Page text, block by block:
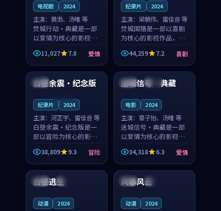
电视剧 2024
主演： 黄渤、汤唯 等
焚城行动·典藏是一部
以爱情为核心的影视作
品，围绕危机、反转与
人物成长展开，整体节
奏紧凑，值得推荐观
看。
11,027 7.8 爱情
纪录片 2024
主演： 梁朝伟、雷佳音 等
焚城围猎是一部以喜剧
为核心的影视作品，围
绕危机、反转与人物成
长展开，整体节奏紧
凑，值得推荐观看。
44,259 7.2 喜剧
英国
白昼余震·纪念版
纪录片 2024
主演： 河正宇、雷佳音 等
白昼余震·纪念版是一
部以冒险为核心的影视
作品，围绕危机、反转
与人物成长展开，整体
节奏紧凑，值得推荐观
看。
38,809 9.3 冒险
泰国 高分
迷城信号·典藏
电影 2024
主演： 章子怡、汤唯 等
迷城信号·典藏是一部
以爱情为核心的影视作
品，围绕危机、反转与
人物成长展开，整体节
奏紧凑，值得推荐观
34,318 6.3 爱情
中国 高分
白昼逃生
动漫 2024
泰国 热播
风暴风云
动漫 2024